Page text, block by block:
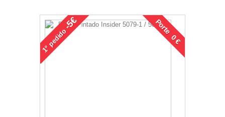
1°
pedido
-5€ Porte 0 €